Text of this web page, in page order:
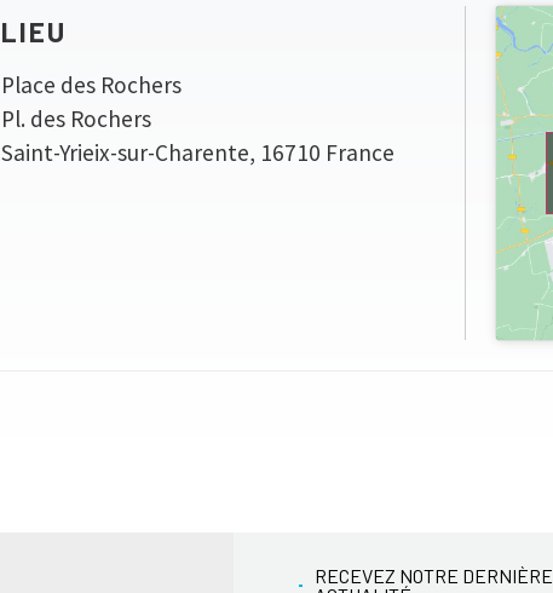
LIEU
Place des Rochers
Pl. des Rochers
Saint-Yrieix-sur-Charente, 16710 France
RECEVEZ NOTRE DERNIÈRE